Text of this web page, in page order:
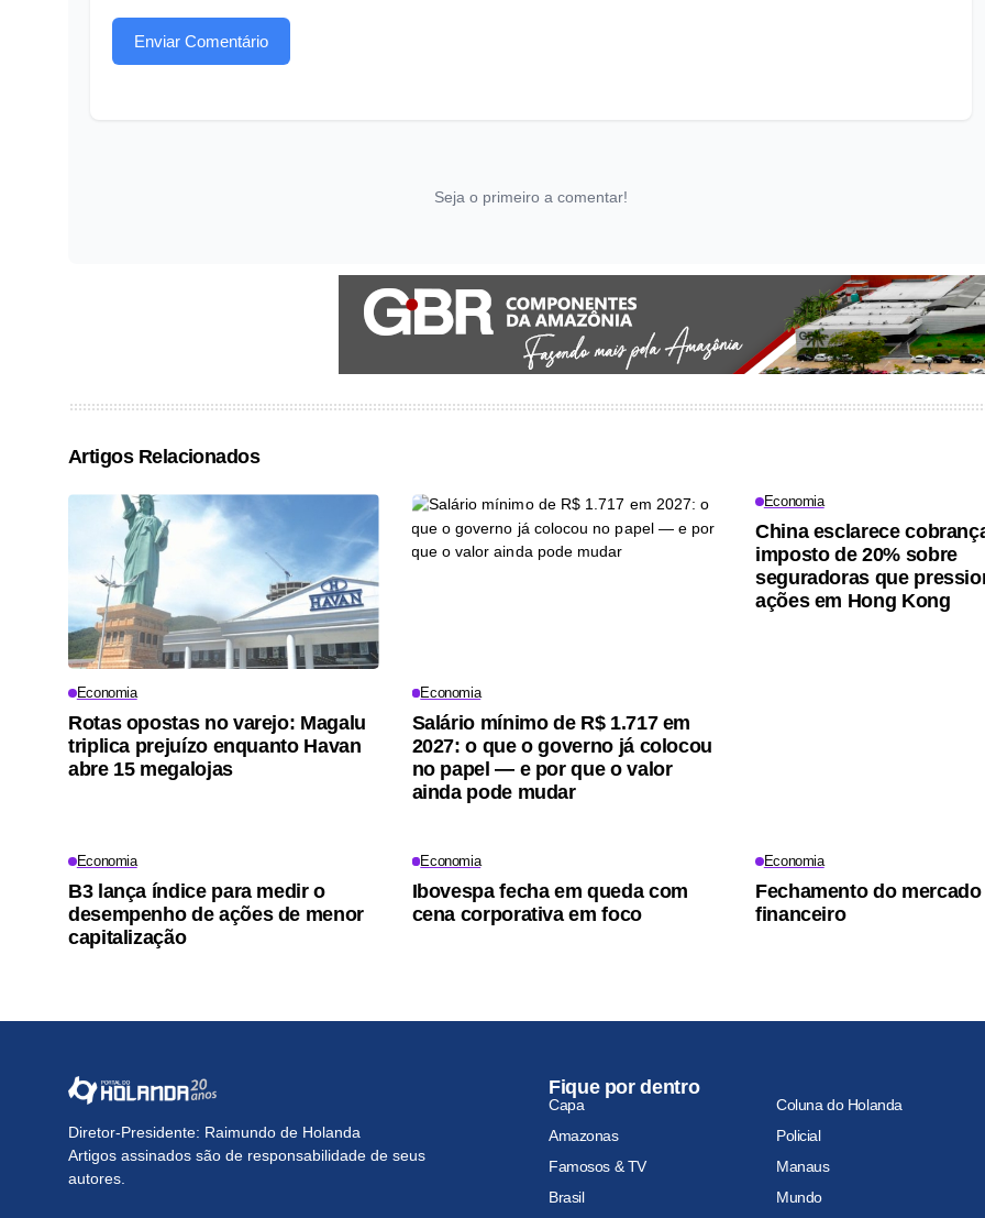
Enviar Comentário
Seja o primeiro a comentar!
Artigos Relacionados
Economia
Rotas opostas no varejo: Magalu
triplica prejuízo enquanto Havan
abre 15 megalojas
Economia
Salário mínimo de R$ 1.717 em
2027: o que o governo já colocou
no papel — e por que o valor
ainda pode mudar
Economia
China esclarece
imposto de 20% sobre
seguradoras que
ações em Hong Kong
Economia
B3 lança índice para medir o
desempenho de ações de menor
capitalização
Economia
Ibovespa fecha em queda com
cena corporativa em foco
Economia
Fechamento do mercado
financeiro
Diretor-Presidente: Raimundo de Holanda
Artigos assinados são de responsabilidade de seus
autores.
Fique por dentro
Capa
Coluna do Holanda
Amazonas
Policial
Famosos & TV
Manaus
Brasil
Mundo